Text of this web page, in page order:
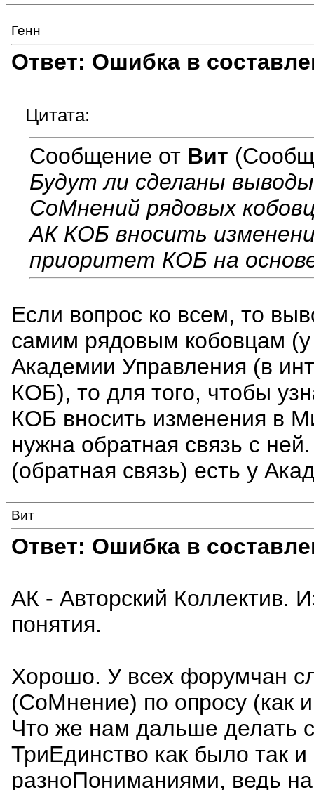
Генн
Ответ: Ошибка в
Цитата:
Сообщение от Вит
Будут ли сделаны
СоМнений рядовых
АК КОБ вносить
приоритет КОБ на
Если вопрос ко всем, то
самим рядовым кобовцам
Академии Управления (в
КОБ), то для того, чтобы
КОБ вносить изменения в
нужна обратная связь с
(обратная связь) есть у
Вит
Ответ: Ошибка в
АК - Авторский Коллектив.
понятия.
Хорошо. У всех форумчан
(СоМнение) по опросу (как
Что же нам дальше делать
ТриЕдинство как было так
разноПониманиями, ведь